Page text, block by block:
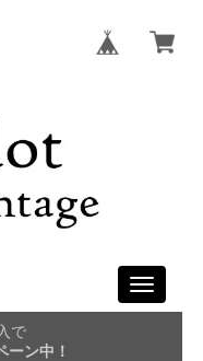
Toggle
で
ーン中！